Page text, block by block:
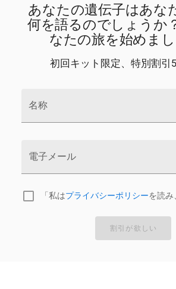
あなたの遺伝子はあな
何を語るのでしょうか
なたの旅を始めまし
初回キット限定、特別割引5
名称
電子メール
「私はプライバシーポリシーを読み
割引が欲しい